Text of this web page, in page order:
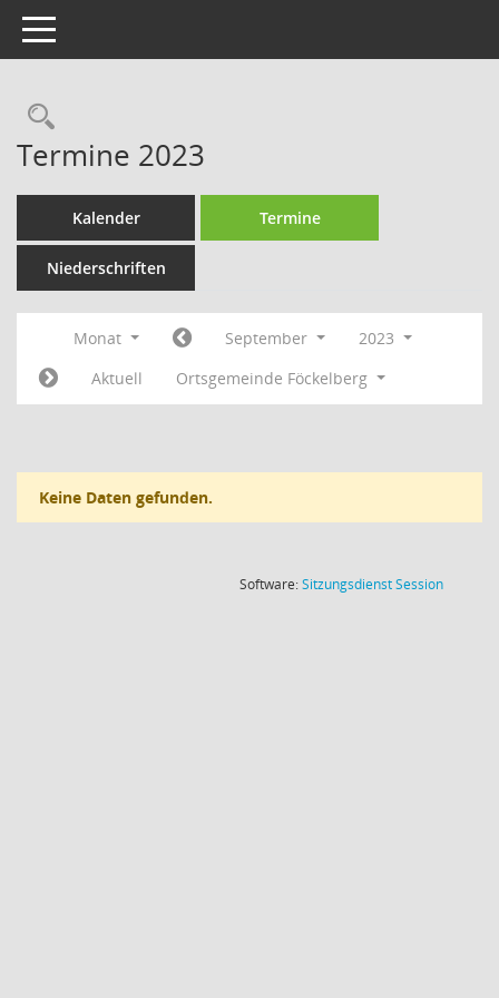
Toggle navigation
Rechercheauswahl
Termine 2023
Kalender Termine
Niederschriften
Monat September
2023
Aktuell
Ortsgemeinde Föckelberg
Keine Daten gefunden.
Software:SitzungsdienstSession(Wird in